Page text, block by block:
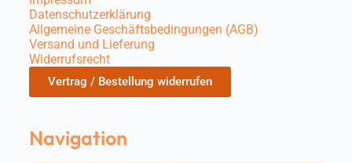
Datenschutzerklärung
Allgemeine Geschäftsbedingungen (AGB)
Versand und Lieferung
Widerrufsrecht
Vertrag / Bestellung widerrufen
Navigation